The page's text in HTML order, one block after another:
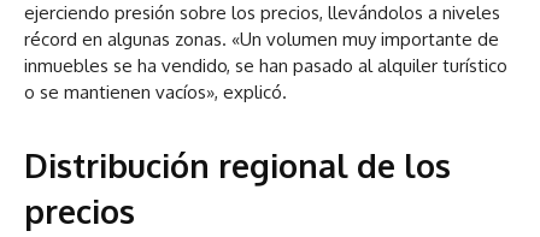
ejerciendo presión sobre los precios, llevándolos a niveles
récord en algunas zonas. «Un volumen muy importante de
inmuebles se ha vendido, se han pasado al alquiler turístico
o se mantienen vacíos», explicó.
Distribución regional de los
precios